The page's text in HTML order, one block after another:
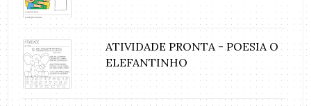
ATIVIDADE PRONTA - POESIA O
ELEFANTINHO